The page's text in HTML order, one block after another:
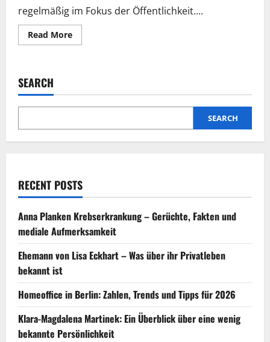
regelmäßig im Fokus der Öffentlichkeit....
Read MoreRead
more
Fakten,
und
Schutz
Privatsphäre
SEARCH
SEARCH
RECENT POSTS
Anna Planken Krebserkrankung – Gerüchte, Fakten und
mediale Aufmerksamkeit
Ehemann von Lisa Eckhart – Was über ihr Privatleben
bekannt ist
Homeoffice in Berlin: Zahlen, Trends und Tipps für 2026
Klara-Magdalena Martinek: Ein Überblick über eine wenig
bekannte Persönlichkeit